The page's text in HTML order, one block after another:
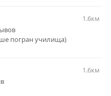
1.6км
погран училища)
1.6км